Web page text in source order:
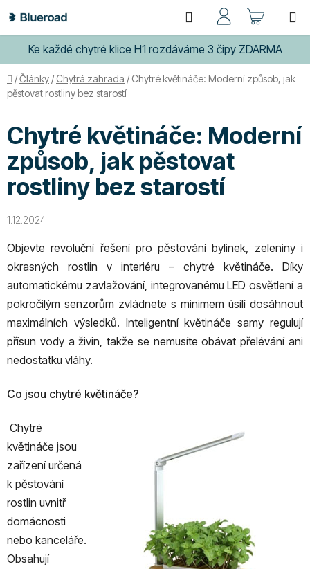
na
obsah
Ke každé chytré klice H1 rozdáváme 3 čipy ZDARMA
Hledat
KOŠÍK
Domů
/Články / Chytrá zahrada / Chytré květináče: Moderní způsob, jak
pěstovat rostliny bez starostí
Chytré květináče: Moderní
způsob, jak pěstovat
rostliny bez starostí
1.12.2024
Objevte revoluční řešení pro pěstování bylinek, zeleniny i
okrasných rostlin v interiéru – chytré květináče. Díky
automatickému zavlažování, integrovanému LED osvětlení a
pokročilým senzorům zvládnete s minimem úsilí dosáhnout
maximálních výsledků. Inteligentní květináče samy regulují
přísun vody a živin, takže se nemusíte obávat přelévání ani
nedostatku vláhy.
Co jsou chytré květináče?
Chytré
květináče jsou
zařízení určená
k pěstování
rostlin uvnitř
domácnosti
nebo kanceláře.
Obsahují